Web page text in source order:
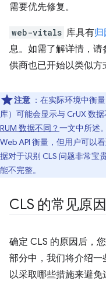
需要优先修复。
web-vitals 库具有归
息。如需了解详情，请
供商也已开始以类似方
注意 ：在实际环境中衡
库）可能会显示与 CrUX 数
RUM 数据不同？一文中所述
Web API 衡量，但用户可以
据对于识别 CLS 问题非常宝
能不完整。
CLS 的常见原因
确定 CLS 的原因后，
部分中，我们将介绍
以采取哪些措施来避免